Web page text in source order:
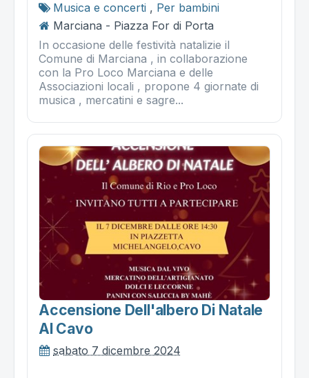
Musica e concerti , Per bambini
Marciana - Piazza For di Porta
In occasione delle festività natalizie il
Comune di Marciana , in collaborazione
con la Pro Loco Marciana e delle
Associazioni locali , propone 4 giornate di
musica , mercatini e sagre...
Accensione Dell'albero Di Natale
Al Cavo
sabato 7 dicembre 2024